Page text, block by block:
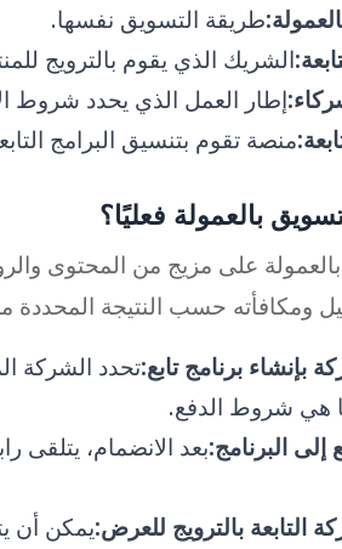
طريقة التسويق نفسها.
الشريك الذي يقوم بالترويج
إطار العمل الذي يحدد شروط
منصة تقوم بتنسيق البرامج
بالعمولة فعليًا؟
على مزيج من المحتوى
ومكافأته حسب النتيجة المحددة
بإنشاء برنامج تابع:تحدد الشركة
هي شروط الدفع.
إلى البرنامج:بعد الانضمام، يتلقى
التابعة بالترويج للعرض:يمكن أن